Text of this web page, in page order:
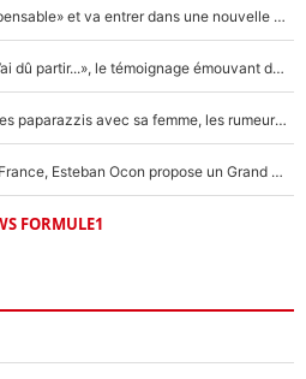
F1 - Alpine signe un accord «impensable» et va entrer dans une nouvelle dimension : Grande nouvelle pour Pierre Gasly !
F1 : « Je lui ai fait un câlin, puis j’ai dû partir...», le témoignage émouvant de Max Verstappen sur sa fille
F1 : Charles Leclerc surpris par les paparazzis avec sa femme, les rumeurs étaient vraies !
Comme pour le final du Tour de France, Esteban Ocon propose un Grand Prix de Formule 1 à Paris : «Autour de l’Arc de Triomphe, ce serait génial» !
FORMULE1